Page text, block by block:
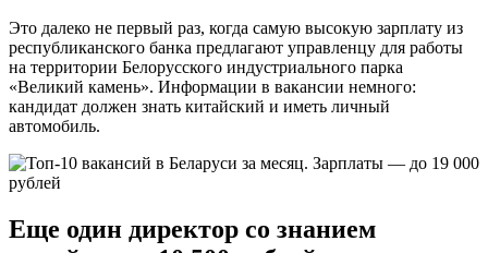
Это далеко не первый раз, когда самую высокую зарплату из
республиканского банка предлагают управленцу для работы
на территории Белорусского индустриального парка
«Великий камень». Информации в вакансии немного:
кандидат должен знать китайский и иметь личный
автомобиль.
Еще один директор со знанием